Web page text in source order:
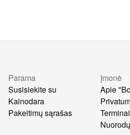
Parama
Susisiekite su
Kainodara
Pakeitimų sąrašas
Įmonė
Apie